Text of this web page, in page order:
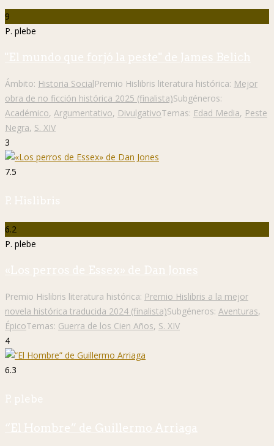
9
P. plebe
"El mundo que forjó la peste" de James Belich
Ámbito: Historia SocialPremio Hislibris literatura histórica: Mejor
obra de no ficción histórica 2025 (finalista)Subgéneros:
Académico, Argumentativo, DivulgativoTemas: Edad Media, Peste
Negra, S. XIV
3
7.5
P. Hislibris
6.2
P. plebe
«Los perros de Essex» de Dan Jones
Premio Hislibris literatura histórica: Premio Hislibris a la mejor
novela histórica traducida 2024 (finalista)Subgéneros: Aventuras,
ÉpicoTemas: Guerra de los Cien Años, S. XIV
4
6.3
P. plebe
“El Hombre” de Guillermo Arriaga